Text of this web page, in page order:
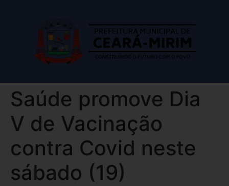
Saúde promove Dia
V de Vacinação
contra Covid neste
sábado (19)